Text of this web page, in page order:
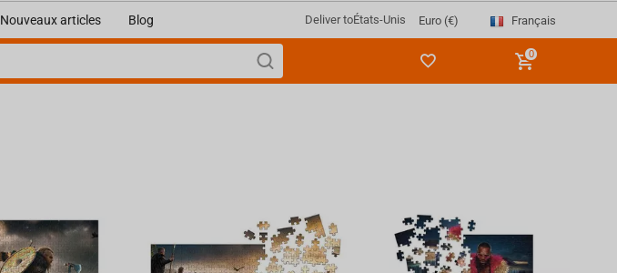
Nouveaux articles Blog Deliver toÉtats-Unis Euro (€) Français
0